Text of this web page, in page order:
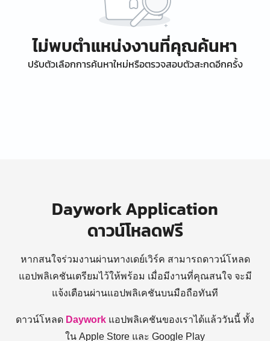
ไม่พบตำแหน่งงานที่คุณค้นหา
ปรับตัวเลือกการค้นหาใหม่หรือตรวจสอบตัวสะกดอีกครั้ง
Daywork Application
ดาวน์โหลดฟรี
หากสนใจร่วมงานผ่านทางเดย์เวิร์ค สามารถดาวน์โหลด
แอปพลิเคชันเตรียมไว้ให้พร้อม เมื่อมีงานที่คุณสนใจ จะมี
แจ้งเตือนผ่านแอปพลิเคชันบนมือถือทันที
ดาวน์โหลด Daywork แอปพลิเคชันของเราได้แล้ววันนี้ ทั้ง
ใน Apple Store และ Google Play